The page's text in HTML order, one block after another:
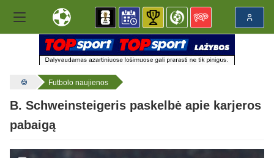
Futbolo naujienos
B. Schweinsteigeris paskelbė apie karjeros
pabaigą